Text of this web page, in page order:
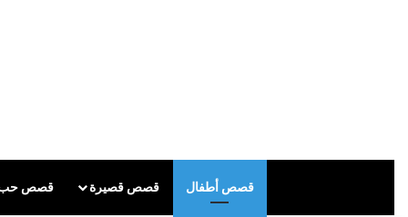
قصص أطفال قصص قصيرة قصص